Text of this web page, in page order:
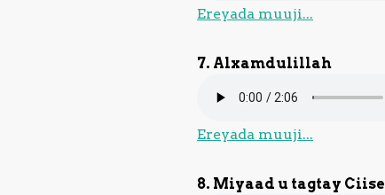
Ereyada muuji...
7. Alxamdulillah
Ereyada muuji...
8. Miyaad u tagtay Ciise